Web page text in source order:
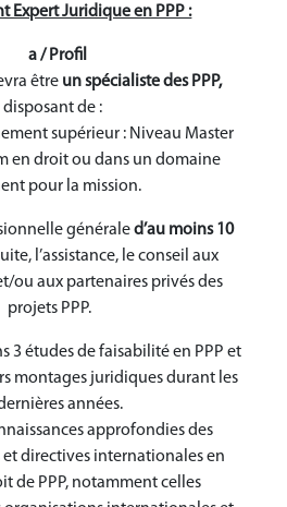
Expert Juridique en PPP :
a / Profil
être un spécialiste des PPP,
disposant de :
supérieur : Niveau Master
en droit ou dans un domaine
pour la mission.
généraled’au moins 10
l’assistance, le conseil aux
ou aux partenaires privés des
projets PPP.
3 études de faisabilité en PPP et
montages juridiques durant les
années.
approfondies des
directives internationales en
de PPP, notamment celles